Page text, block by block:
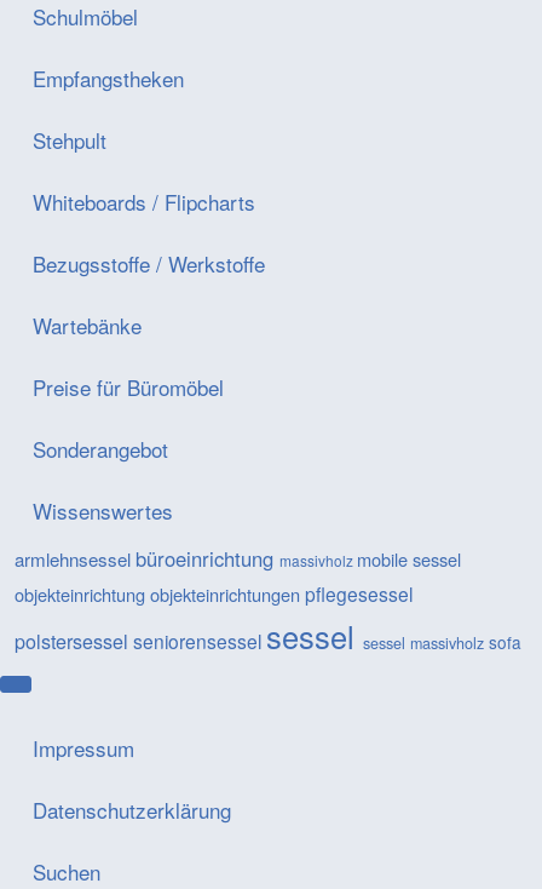
Schulmöbel
Empfangstheken
Stehpult
Whiteboards / Flipcharts
Bezugsstoffe / Werkstoffe
Wartebänke
Preise für Büromöbel
Sonderangebot
Wissenswertes
armlehnsessel büroeinrichtung massivholz mobile sessel
objekteinrichtungobjekteinrichtungen pflegesessel
polstersessel seniorensessel sessel sessel massivholz sofa
Impressum
Datenschutzerklärung
Suchen